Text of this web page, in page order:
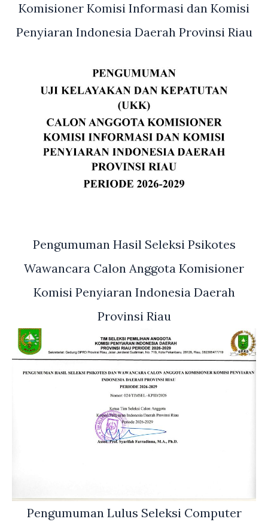
Komisioner Komisi Informasi dan Komisi
Penyiaran Indonesia Daerah Provinsi Riau
Pengumuman Hasil Seleksi Psikotes
Wawancara Calon Anggota Komisioner
Komisi Penyiaran Indonesia Daerah
Provinsi Riau
Pengumuman Lulus Seleksi Computer